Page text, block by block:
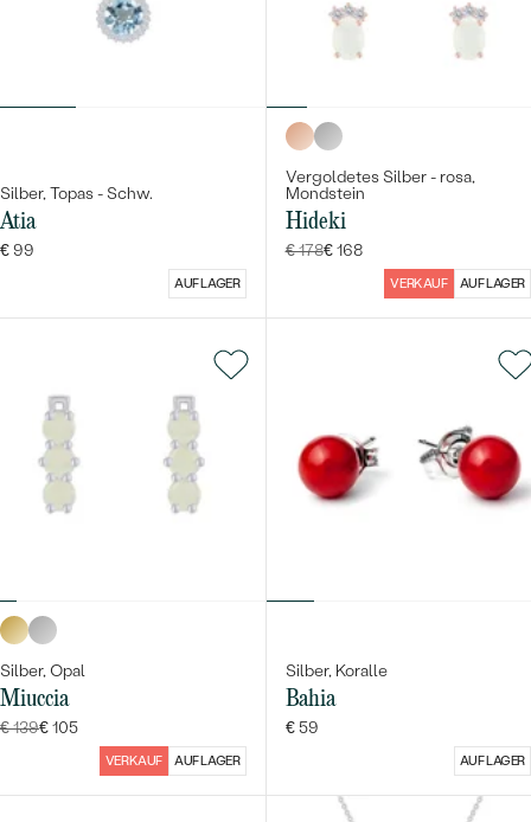
Silber, Topas - Schw.
Atia
€ 99
AUF LAGER
Vergoldetes Silber - rosa,
Mondstein
Hideki
€ 178€ 168
VERKAUF AUF LAGER
Silber, Opal
Miuccia
€ 139€ 105
VERKAUF AUF LAGER
Silber, Koralle
Bahia
€ 59
AUF LAGER